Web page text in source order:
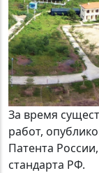
За время
работ,
Патента
стандарта РФ.